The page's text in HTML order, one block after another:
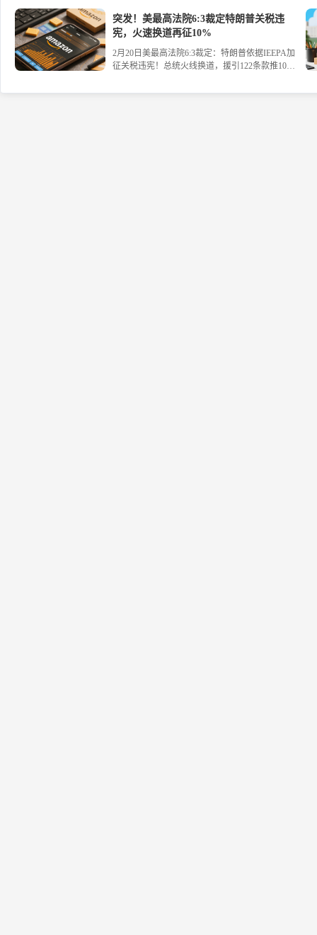
数据分析几秒完成，并提供 actionable 的运营建
议，帮助卖家科学决策，实现高效增长。立即了解
#跨境电商
突发！美最高法院6:3裁定特朗普关税违
宪，火速换道再征10%
2月20日美最高法院6:3裁定：特朗普依据IEEPA加
征关税违宪！总统火线换道，援引122条款推10%
家企业起诉追讨1750亿美元退税，联邦快递、欧莱